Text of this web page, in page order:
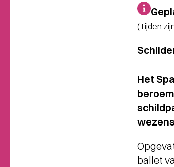
(Tijden
Het
ballet